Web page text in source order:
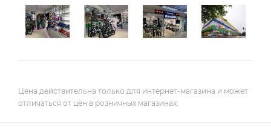
Цена действительна только для интернет-магазина и может
отличаться от цен в розничных магазинах